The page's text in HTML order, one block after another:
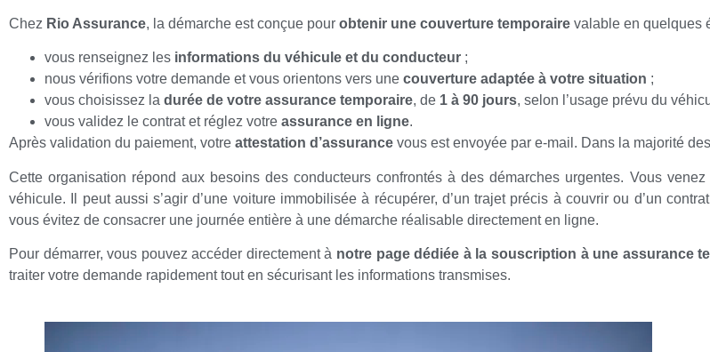
Chez Rio Assurance, la démarche est conçue pour obtenir une couverture temporaire valable en quelques
vous renseignez les informations du véhicule et du conducteur ;
nous vérifions votre demande et vous orientons vers une couverture adaptée à votre situation ;
vous choisissez la durée de votre assurance temporaire, de 1 à 90 jours, selon l’usage prévu du
vous validez le contrat et réglez votre assurance en ligne.
Après validation du paiement, votre attestation d’assurance vous est envoyée par e-mail. Dans la majorité
Cette organisation répond aux besoins des conducteurs confrontés à des démarches urgentes. Vous venez
véhicule. Il peut aussi s’agir d’une voiture immobilisée à récupérer, d’un trajet précis à couvrir ou d’un
vous évitez de consacrer une journée entière à une démarche réalisable directement en ligne.
Pour démarrer, vous pouvez accéder directement à notre page dédiée à la souscription à une assurance
traiter votre demande rapidement tout en sécurisant les informations transmises.